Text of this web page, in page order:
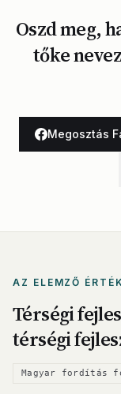
Oszd meg,
tőke
Megosztás
AZ ELEMZŐ
Térségi
térségi
Magyar fordítás